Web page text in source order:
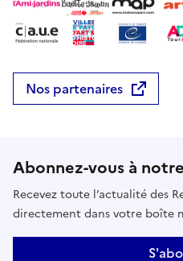
Nos partenaires
Abonnez-vous à
Recevez toute l’actualité des
directement dans votre boîte